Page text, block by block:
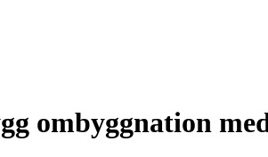
ombyggnation